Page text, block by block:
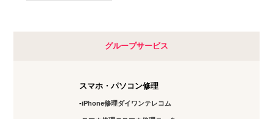
グループサービス
スマホ・パソコン修理
iPhone修理ダイワンテレコム